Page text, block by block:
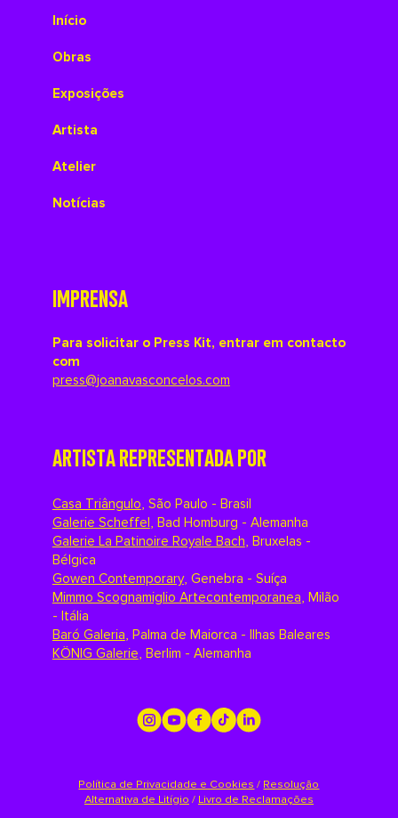
Início
Obras
Exposições
Artista
Atelier
Notícias
IMPRENSA
Para solicitar o Press Kit, entrar em contacto
com
press@joanavasconcelos.com
ARTISTA REPRESENTADA POR
Casa Triângulo, São Paulo - Brasil
Galerie Scheffel, Bad Homburg - Alemanha
Galerie La Patinoire Royale Bach, Bruxelas -
Bélgica
Gowen Contemporary, Genebra - Suíça
Mimmo Scognamiglio Artecontemporanea, Milão
- Itália
Baró Galeria, Palma de Maiorca - Ilhas Baleares
KÖNIG Galerie, Berlim - Alemanha
Política de Privacidade e Cookies / Resolução
Alternativa de Litígio / Livro de Reclamações